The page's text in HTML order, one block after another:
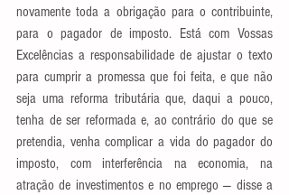
novamente toda a obrigação para o contribuinte,
para o pagador de imposto. Está com Vossas
Excelências a responsabilidade de ajustar o texto
para cumprir a promessa que foi feita, e que não
seja uma reforma tributária que, daqui a pouco,
tenha de ser reformada e, ao contrário do que se
pretendia, venha complicar a vida do pagador do
imposto, com interferência na economia, na
atração de investimentos e no emprego — disse a